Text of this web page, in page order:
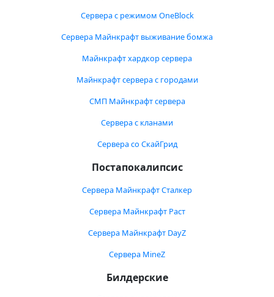
Сервера с режимом OneBlock
Сервера Майнкрафт выживание бомжа
Майнкрафт хардкор сервера
Майнкрафт сервера с городами
СМП Майнкрафт сервера
Сервера с кланами
Сервера со СкайГрид
Постапокалипсис
Сервера Майнкрафт Сталкер
Сервера Майнкрафт Раст
Сервера Майнкрафт DayZ
Сервера MineZ
Билдерские